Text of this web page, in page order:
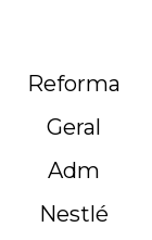
Reforma
Geral
Adm
Nestlé